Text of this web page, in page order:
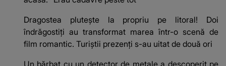
Dragostea plutește la propriu pe litoral! Doi
îndrăgostiți au transformat marea într-o scenă de
film romantic. Turiștii prezenți s-au uitat de două ori